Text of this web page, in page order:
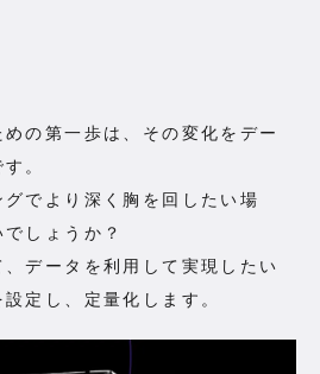
の第一歩は、その変化をデー
。
でより深く胸を回したい場
しょうか？
データを利用して実現したい
定し、定量化します。